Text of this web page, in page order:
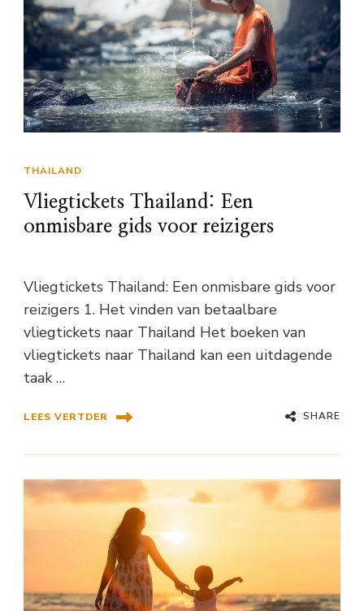
THAILAND
Vliegtickets Thailand: Een
onmisbare gids voor reizigers
Vliegtickets Thailand: Een onmisbare gids voor
reizigers 1. Het vinden van betaalbare
vliegtickets naar Thailand Het boeken van
vliegtickets naar Thailand kan een uitdagende
taak …
LEES VERTDER SHARE